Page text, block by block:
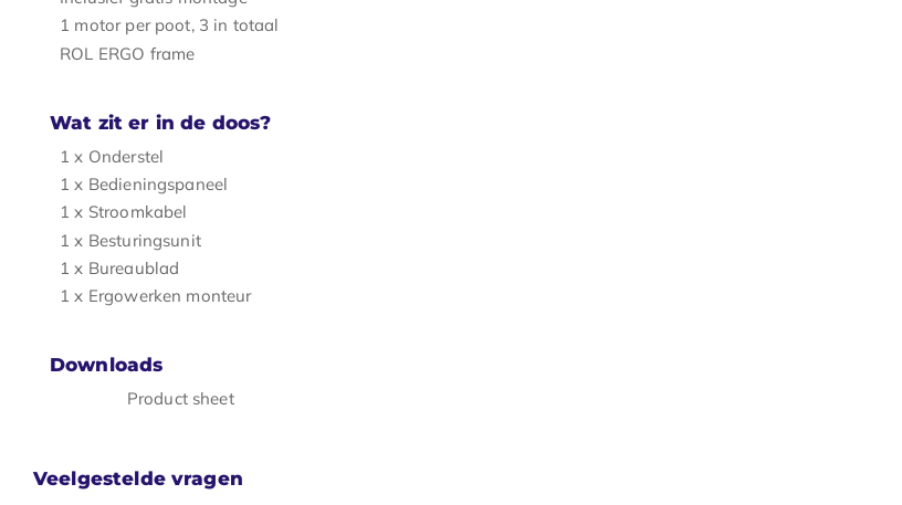
1 motor per poot, 3 in totaal
ROL ERGO frame
Wat zit er in de doos?
1 x Onderstel
1 x Bedieningspaneel
1 x Stroomkabel
1 x Besturingsunit
1 x Bureaublad
1 x Ergowerken monteur
Downloads
Product sheet
Veelgestelde vragen